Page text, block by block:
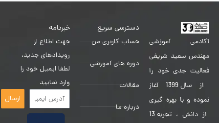
آکادمی آموزشی
مهندس سعید شریفی
فعالیت جدی خود را
از سال 1399 آغاز
نموده و با بهره گیری
از دانش ، تجربه 13
دسترسی سریع
حساب کاربری من
دوره های آموزشی
مقالات
درباره ما
خبرنامه
جهت اطلاع از
رویدادهای جدید،
لطفا ایمیل خود را
وارد نمایید
ارسال